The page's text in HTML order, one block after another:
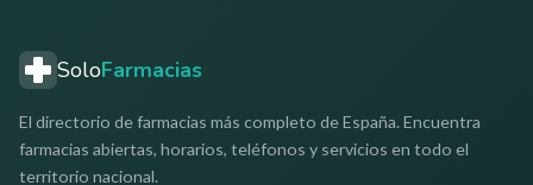
SoloFarmacias
El directorio de farmacias más completo de España. Encuentra
farmacias abiertas, horarios, teléfonos y servicios en todo el
territorio nacional.